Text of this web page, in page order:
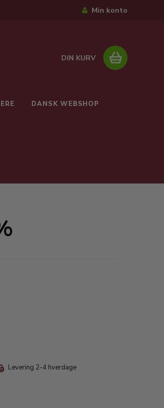
Min konto
DIN KURV
DANSK WEBSHOP
Levering 2-4 hverdage